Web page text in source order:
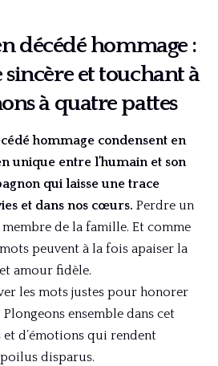
décédé hommage :
et touchant à
à quatre pattes
hommage condensent en
unique entre l’humain et son
qui laisse une trace
et dans nos cœurs. Perdre un
membre de la famille. Et comme
peuvent à la fois apaiser la
amour fidèle.
les mots justes pour honorer
ensemble dans cet
et d’émotions qui rendent
disparus.